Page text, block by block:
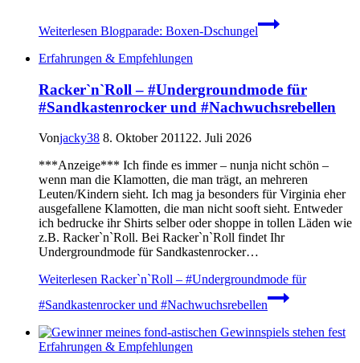
Weiterlesen Blogparade: Boxen-Dschungel
Erfahrungen & Empfehlungen
Racker`n`Roll – #Undergroundmode für
#Sandkastenrocker und #Nachwuchsrebellen
Vonjacky38 8. Oktober 2011 22. Juli 2026
***Anzeige*** Ich finde es immer – nunja nicht schön –
wenn man die Klamotten, die man trägt, an mehreren
Leuten/Kindern sieht. Ich mag ja besonders für Virginia eher
ausgefallene Klamotten, die man nicht sooft sieht. Entweder
ich bedrucke ihr Shirts selber oder shoppe in tollen Läden wie
z.B. Racker`n`Roll. Bei Racker`n`Roll findet Ihr
Undergroundmode für Sandkastenrocker…
Weiterlesen Racker`n`Roll – #Undergroundmode für
#Sandkastenrocker und #Nachwuchsrebellen
Erfahrungen & Empfehlungen